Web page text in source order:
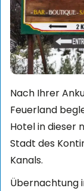
Nach Ihrer
Feuerland
Hotel in dieser
Stadt des
Kanals.
Übernachtung